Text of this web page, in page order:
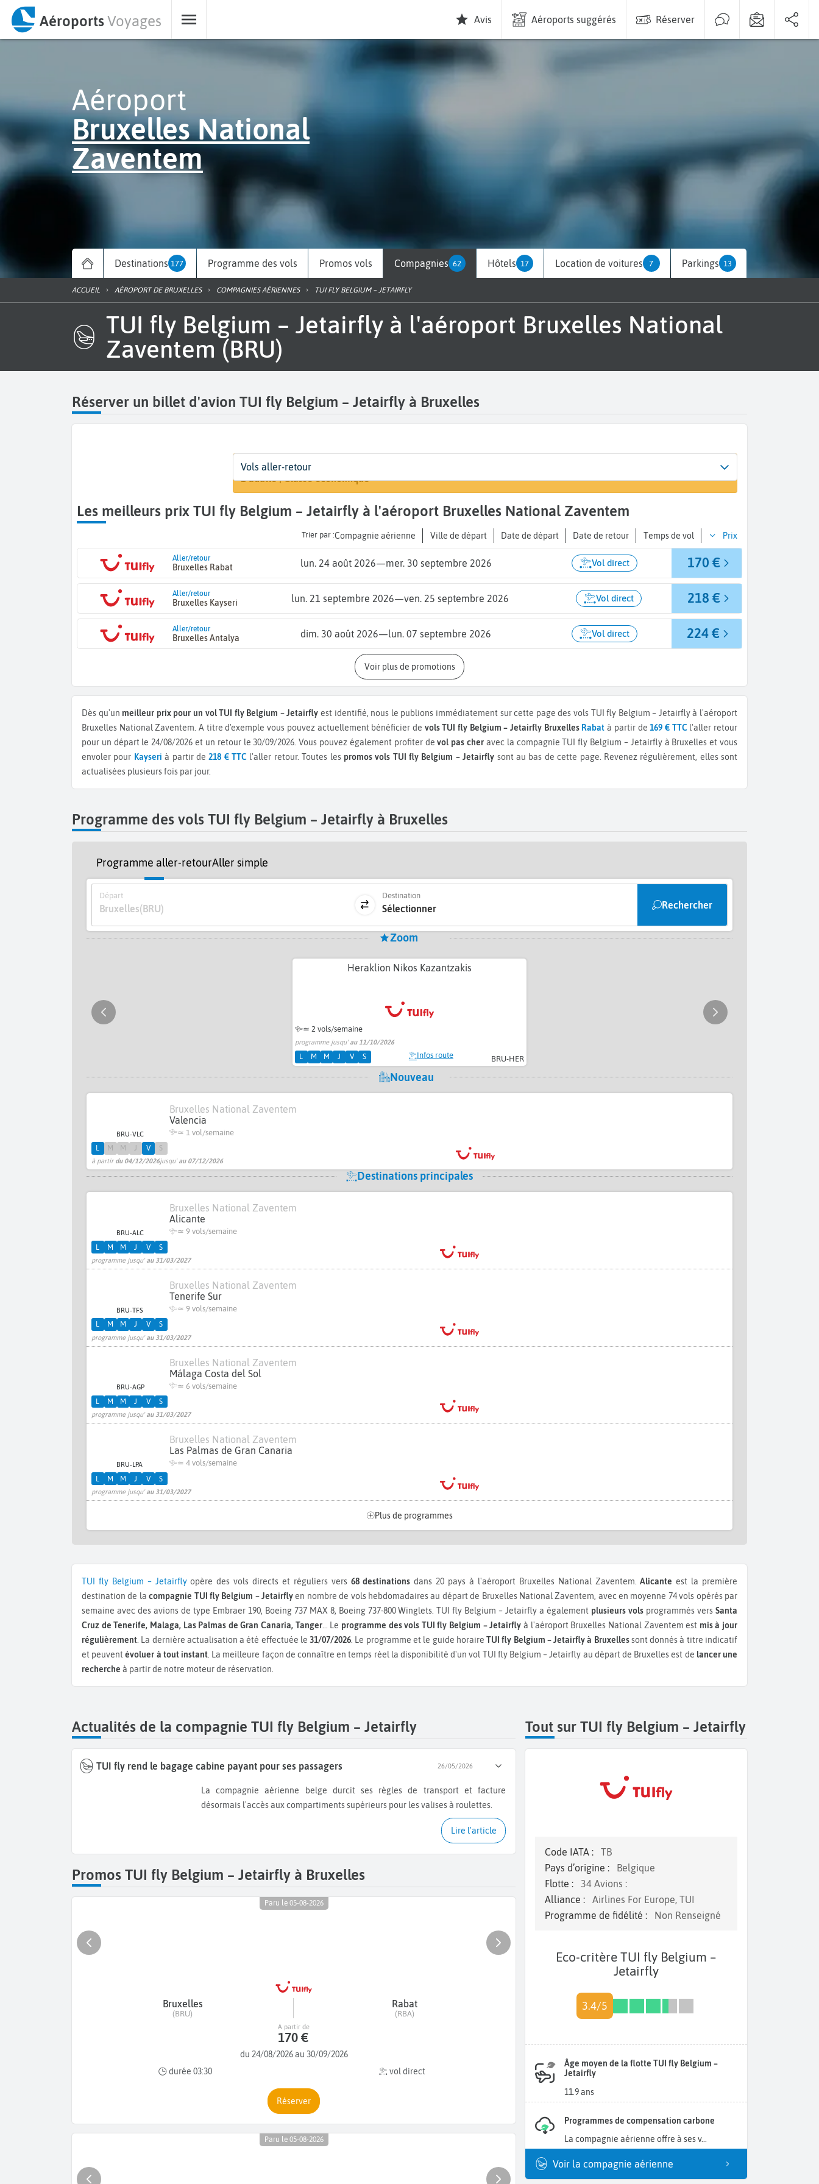
AéroportsVoyages Avis Aéroports suggérés Réserver
Aéroport
Bruxelles National
Zaventem
Destinations 177 Programme des vols Promos vols Compagnies 62 Hôtels 17 Location de voitures 7 Parkings 13
ACCUEIL AÉROPORT DE BRUXELLES COMPAGNIES AÉRIENNES TUI FLY BELGIUM – JETAIRFLY
TUI fly Belgium – Jetairfly à l'aéroport Bruxelles National
Zaventem (BRU)
Réserver un billet d'avion TUI fly Belgium – Jetairfly à Bruxelles
Départ
Bruxelles National Zaventem (BRU) A...
Dates
Dates de votre voyage
Voyageurs | Classe
1 adulte | Classe économique
Vols aller-retour
Les meilleurs prix TUI fly Belgium – Jetairfly à l'aéroport Bruxelles National Zaventem
Trier par : Compagnie aérienne Ville de départ Date de départ Date de retour Temps de vol Prix
Aller/retour
Bruxelles Rabat lun. 24 août 2026—mer. 30 septembre 2026 Vol direct 170 €
Aller/retour
Bruxelles Kayseri lun. 21 septembre 2026—ven. 25 septembre 2026 Vol direct 218 €
Aller/retour
Bruxelles Antalya dim. 30 août 2026—lun. 07 septembre 2026 Vol direct 224 €
Voir plus de promotions
Dès qu'un meilleur prix pour un vol TUI fly Belgium – Jetairfly est identifié, nous le publions immédiatement sur cette page des vols TUI fly Belgium – Jetairfly à l'aéroport
Bruxelles National Zaventem.A titre d'exemple vous pouvez actuellement bénéficier de vols TUI fly Belgium – Jetairfly Bruxelles Rabat à partir de169 € TTC l'aller retour
pour un départ le 24/08/2026 et un retour le 30/09/2026.Vous pouvez également profiter devol pas cher avec la compagnie TUI fly Belgium – Jetairfly à Bruxelles et vous
envoler pour Kayseri à partir de218 € TTC l'aller retour.Toutes les promos vols TUI fly Belgium – Jetairfly sont au bas de cette page. Revenez régulièrement, elles sont
actualisées plusieurs fois par jour.
Programme des vols TUI fly Belgium – Jetairfly à Bruxelles
Programme aller-retourAller simple
Départ
Bruxelles(BRU)
Destination
Sélectionner Rechercher
Zoom
BRU-HER
Heraklion Nikos Kazantzakis
≃ 2 vols/semaine
programme jusqu'au 11/10/2026
L M M J V S Infos route
Nouveau
BRU-VLC
Bruxelles National Zaventem
Valencia
≃ 1 vol/semaine
à partir du 04/12/2026jusqu'au 07/12/2026
L M M J V S
Destinations principales
BRU-ALC
Bruxelles National Zaventem
Alicante
≃ 9 vols/semaine
programme jusqu'au 31/03/2027
L M M J V S
BRU-TFS
Bruxelles National Zaventem
Tenerife Sur
≃ 9 vols/semaine
programme jusqu'au 31/03/2027
L M M J V S
BRU-AGP
Bruxelles National Zaventem
Málaga Costa del Sol
≃ 6 vols/semaine
programme jusqu'au 31/03/2027
L M M J V S
BRU-LPA
Bruxelles National Zaventem
Las Palmas de Gran Canaria
≃ 4 vols/semaine
programme jusqu'au 31/03/2027
L M M J V S
Plus de programmes
TUI fly Belgium – Jetairflyopère des vols directs et réguliers vers 68 destinations dans 20 pays à l'aéroport Bruxelles National Zaventem.Alicante est la première
destination de lacompagnie TUI fly Belgium – Jetairflyen nombre de vols hebdomadaires au départ de Bruxelles National Zaventem, avec en moyenne 74 vols opérés par
semaine avec des avions de type Embraer 190, Boeing 737 MAX 8, Boeing 737-800 Winglets.TUI fly Belgium – Jetairfly a également plusieurs vols programmés versSanta
Cruz de Tenerife, Malaga, Las Palmas de Gran Canaria, Tanger... Le programme des vols TUI fly Belgium – Jetairfly à l'aéroport Bruxelles National Zaventem est mis à jour
régulièrement . La dernière actualisation a été effectuée le31/07/2026 . Le programme et le guide horaireTUI fly Belgium – Jetairfly à Bruxellessont donnés à titre indicatif
et peuventévoluer à tout instant . La meilleure façon de connaître en temps réel la disponibilité d'un vol TUI fly Belgium – Jetairfly au départ de Bruxelles est de lancer une
recherche à partir de notre moteur de réservation.
Actualités de la compagnie TUI fly Belgium – Jetairfly
TUI fly rend le bagage cabine payant pour ses passagers 26/05/2026
La compagnie aérienne belge durcit ses règles de transport et facture
désormais l'accès aux compartiments supérieurs pour les valises à roulettes.
Lire l'article
Promos TUI fly Belgium – Jetairfly à Bruxelles
Paru le 05-08-2026
Bruxelles
(BRU)
Rabat
(RBA)
du 24/08/2026 au 30/09/2026
durée 03:30
vol direct
A partir de
170 €
Réserver
Paru le 05-08-2026
Tout sur TUI fly Belgium – Jetairfly
Code IATA :
TB
Pays d’origine :
Belgique
Flotte :
34 Avions :
Alliance :
Airlines For Europe, TUI
Programme de fidélité :
Non Renseigné
Eco-critère TUI fly Belgium –
Jetairfly
3.4/5
Âge moyen de la flotte TUI fly Belgium –
Jetairfly
11.9 ans
Programmes de compensation carbone
La compagnie aérienne offre à ses v...
Voir la compagnie aérienne